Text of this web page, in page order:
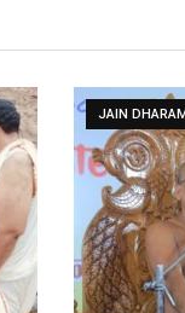
JAIN DHARAM